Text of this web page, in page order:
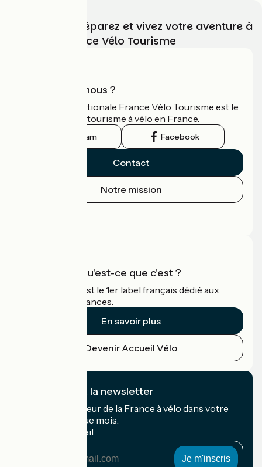
Choisissez, préparez et vivez votre aventure à
vélo avec France Vélo Tourisme
Qui sommes-nous ?
L'association nationale France Vélo Tourisme est le
guide officiel du tourisme à vélo en France.
Instagram Facebook
Contact
Notre mission
Accueil Vélo qu'est-ce que c'est ?
Accueil Vélo c'est le 1er label français dédié aux
cyclistes en vacances.
En savoir plus
Devenir Accueil Vélo
Je m'abonne à la newsletter
Recevez le meilleur de la France à vélo dans votre
boîte mail chaque mois.
Mon adresse mail